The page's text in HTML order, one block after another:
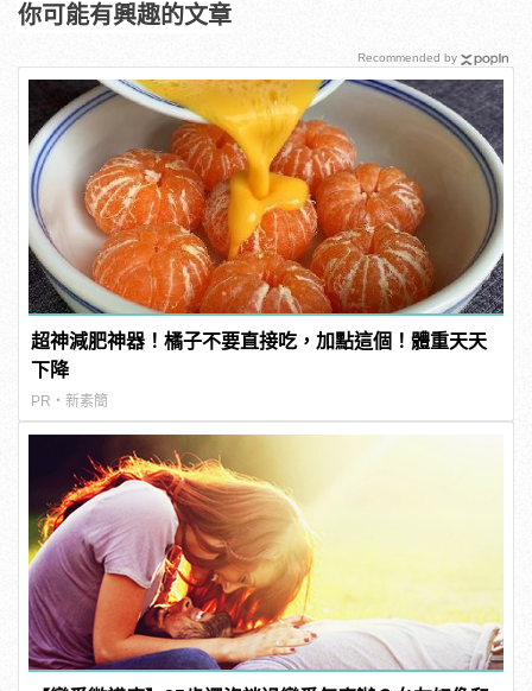
你可能有興趣的文章
超神減肥神器！橘子不要直接吃，加點這個！體重天天
下降
PR・新素簡
Recommended by